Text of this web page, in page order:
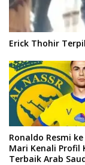
Erick Thohir
Ronaldo Resmi
Mari Kenali Profil
Terbaik Arab